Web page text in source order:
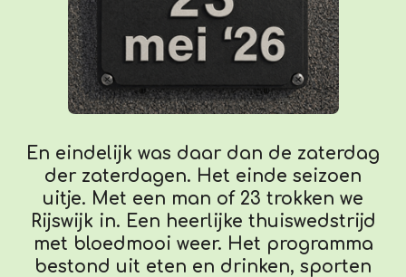
En eindelijk was daar dan de zaterdag
der zaterdagen. Het einde seizoen
uitje. Met een man of 23 trokken we
Rijswijk in. Een heerlijke thuiswedstrijd
met bloedmooi weer. Het programma
bestond uit eten en drinken, sporten